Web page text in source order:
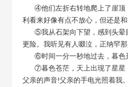
④他们左折右转地爬上了崖顶，
利看来好像有点不放心，但还是和
⑤我从石架向下望，感到头晕目
更险。我听见有人啜泣，正纳罕
⑥时间一分一秒地过去，暮色
⑦暮色苍茫，天上出现了星星，
父亲的声音!父亲的手电光照着我